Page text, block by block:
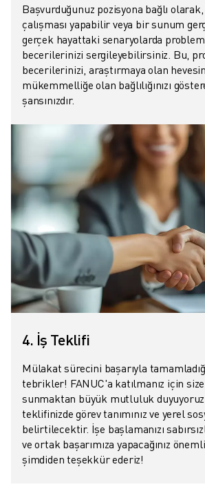
Başvurduğunuz pozisyona bağlı
çalışması yapabilir veya bir sunum
gerçek hayattaki senaryolarda
becerilerinizi sergileyebilirsiniz. Bu,
becerilerinizi, araştırmaya olan
mükemmelliğe olan bağlılığınızı
şansınızdır.
4. İş Teklifi
Mülakat sürecini başarıyla
tebrikler! FANUC'a katılmanız için
sunmaktan büyük mutluluk duyuyoruz.
teklifinizde görev tanımınız ve yerel
belirtilecektir. İşe başlamanızı
ve ortak başarımıza yapacağınız
şimdiden teşekkür ederiz!